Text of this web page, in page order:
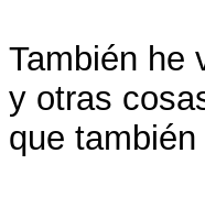
También he
y otras
que